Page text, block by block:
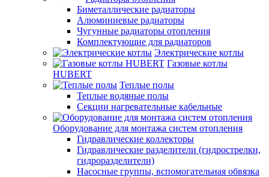
Биметаллические радиаторы
Алюминиевые радиаторы
Чугунные радиаторы отопления
Комплектующие для радиаторов
Электрические котлы
Газовые котлы
HUBERT
Теплые полы
Теплые водяные полы
Секции нагревательные кабельные
Оборудование для монтажа систем отопления
Гидравлические коллекторы
Гидравлические разделители (гидрострелки,
гидроразделители)
Насосные группы, вспомогательная обвязка